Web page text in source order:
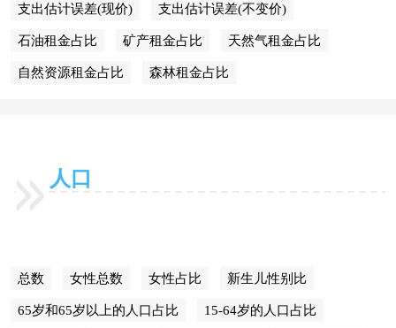
支出估计误差(现价) 支出估计误差(不变价)
石油租金占比 矿产租金占比 天然气租金占比
自然资源租金占比 森林租金占比
人口
总数 女性总数 女性占比 新生儿性别比
65岁和65岁以上的人口占比 15-64岁的人口占比